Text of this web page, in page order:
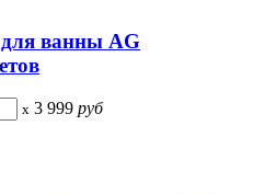
для ванны AG
x 3 999 руб